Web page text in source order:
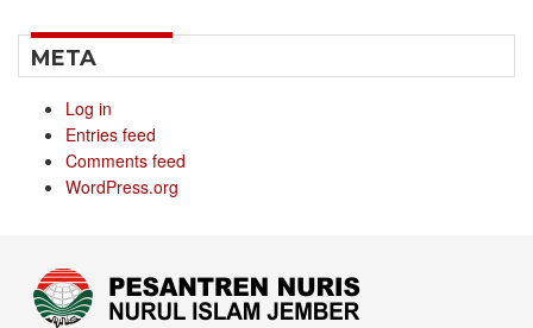
META
Log in
Entries feed
Comments feed
WordPress.org